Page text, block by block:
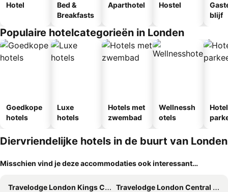
Hotel
Bed &
Breakfasts
Aparthotel Hostel
blijf
Populaire hotelcategorieën in Londen
Goedkope
hotels
Luxe
hotels
Hotels met
zwembad
Wellnessh
otels
Diervriendelijke hotels in de buurt van Londen
Misschien vind je deze accommodaties ook interessant…
Travelodge London Kings Cross Royal Scot
Travelodge London Central City Road